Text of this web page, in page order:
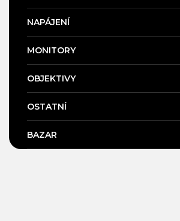
NAPÁJENÍ
MONITORY
OBJEKTIVY
OSTATNÍ
BAZAR